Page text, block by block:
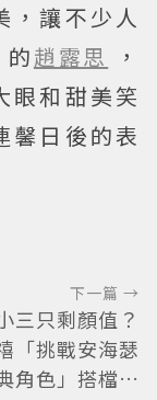
，讓不少人
趙露思
，
眼和甜美笑
馨日後的表
下一篇 →
三只剩顏值？
「挑戰安海瑟
角色」搭檔影